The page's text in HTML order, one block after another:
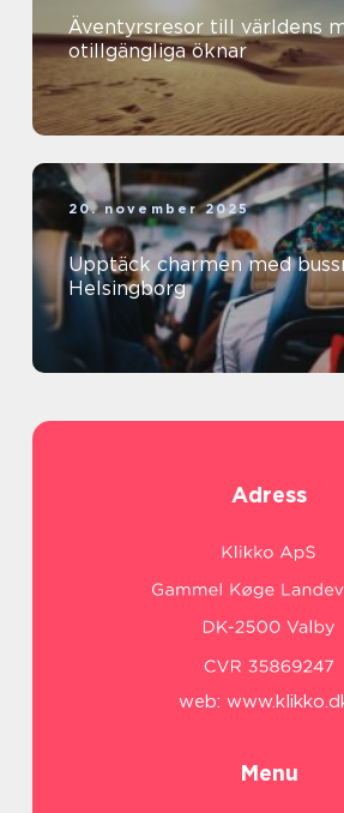
Äventyrsresor till världens
otillgängliga öknar
20. november 2025
Upptäck charmen med
Helsingborg
Adress
web:
Menu